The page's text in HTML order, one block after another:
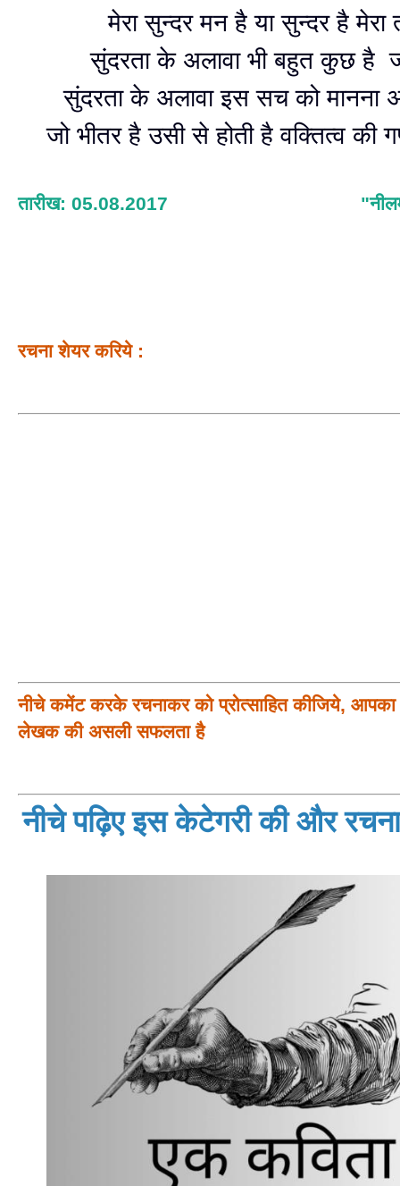
मेरा सुन्दर मन है या सुन्दर है
सुंदरता के अलावा भी बहुत कुछ है
सुंदरता के अलावा इस सच को मानना
जो भीतर है उसी से होती है वक्तित्व की
तारीख: 05.08.2017
रचना शेयर करिये :
नीचे कमेंट करके रचनाकर को प्रोत्साहित कीजिये, आपका
लेखक की असली सफलता है
नीचे पढ़िए इस केटेगरी की और